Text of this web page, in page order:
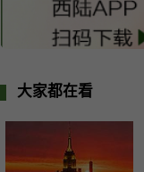
大家都在看